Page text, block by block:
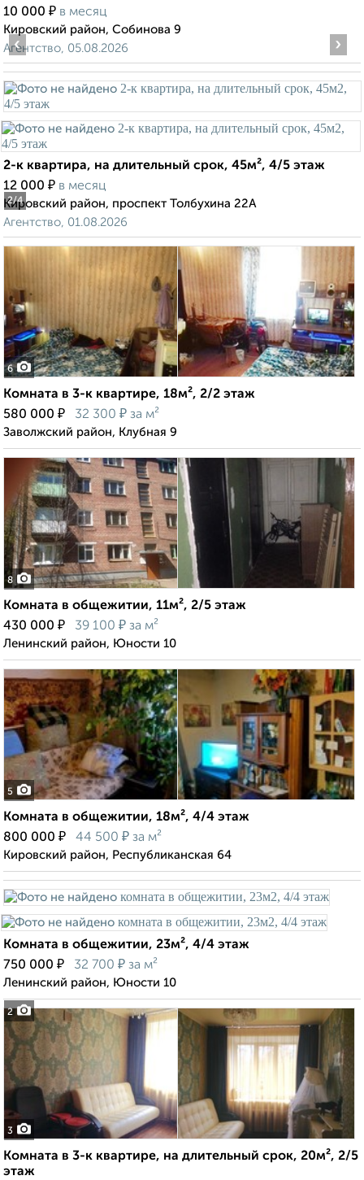
10 000 ₽ в месяц
Кировский район, Собинова 9
Агентство, 05.08.2026
2/4
‹ ›
2-к квартира, на длительный срок, 45м², 4/5 этаж
12 000 ₽ в месяц
Кировский район, проспект Толбухина 22А
Агентство, 01.08.2026
6
Комната в 3-к квартире, 18м², 2/2 этаж
580 000 ₽ 32 300 ₽ за м²
Заволжский район, Клубная 9
8
Комната в общежитии, 11м², 2/5 этаж
430 000 ₽ 39 100 ₽ за м²
Ленинский район, Юности 10
5
Комната в общежитии, 18м², 4/4 этаж
800 000 ₽ 44 500 ₽ за м²
Кировский район, Республиканская 64
2
Комната в общежитии, 23м², 4/4 этаж
750 000 ₽ 32 700 ₽ за м²
Ленинский район, Юности 10
3
Комната в 3-к квартире, на длительный срок, 20м², 2/5
этаж